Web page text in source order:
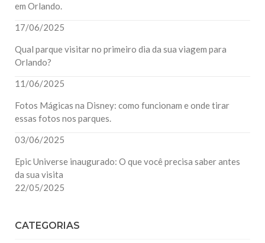
em Orlando.
17/06/2025
Qual parque visitar no primeiro dia da sua viagem para
Orlando?
11/06/2025
Fotos Mágicas na Disney: como funcionam e onde tirar
essas fotos nos parques.
03/06/2025
Epic Universe inaugurado: O que você precisa saber antes
da sua visita
22/05/2025
CATEGORIAS